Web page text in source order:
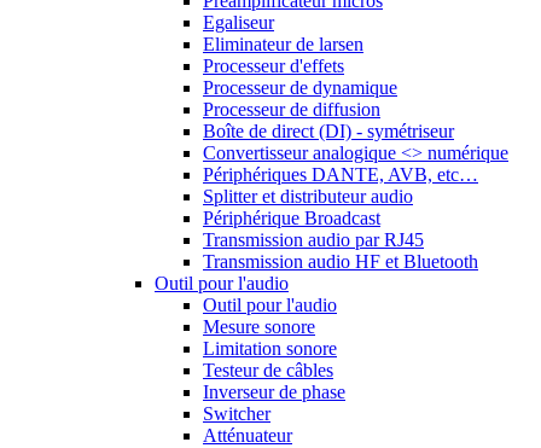
Egaliseur
Eliminateur de larsen
Processeur d'effets
Processeur de dynamique
Processeur de diffusion
Boîte de direct (DI) - symétriseur
Convertisseur analogique <> numérique
Périphériques DANTE, AVB, etc…
Splitter et distributeur audio
Périphérique Broadcast
Transmission audio par RJ45
Transmission audio HF et Bluetooth
Outil pour l'audio
Outil pour l'audio
Mesure sonore
Limitation sonore
Testeur de câbles
Inverseur de phase
Switcher
Atténuateur